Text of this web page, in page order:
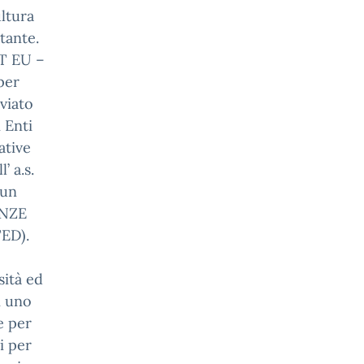
EU –
Enti
a.s.
ed
uno
per
per